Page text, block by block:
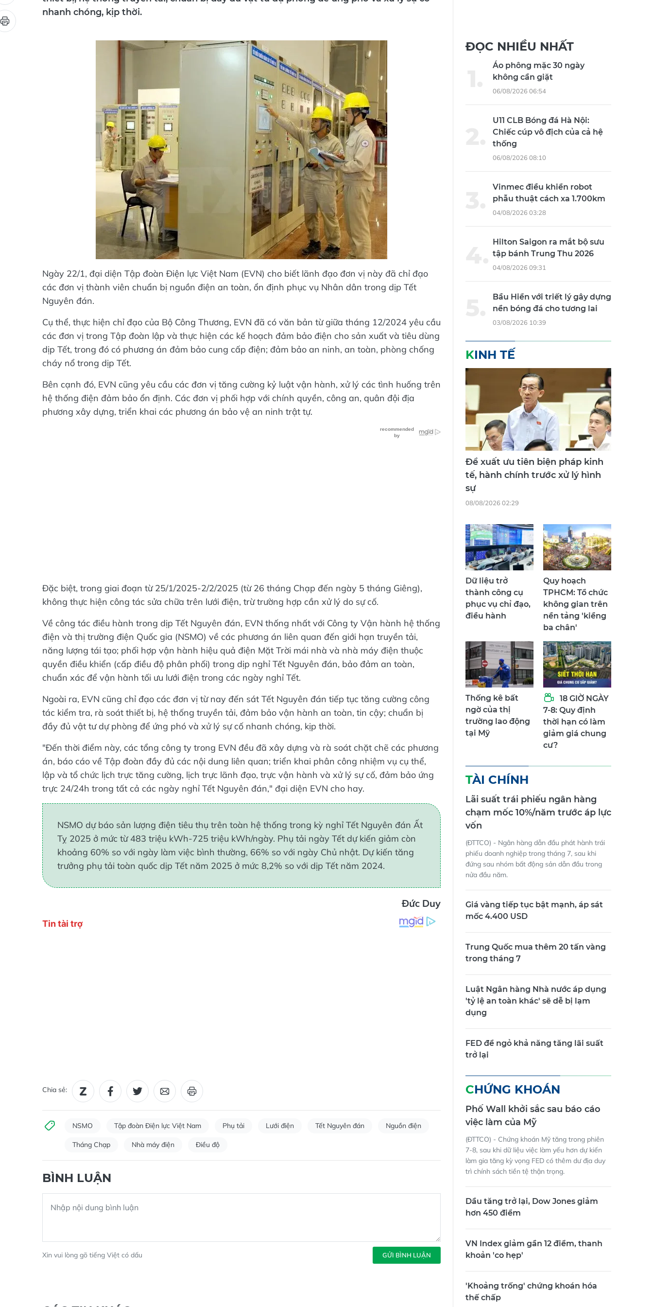
nhanh chóng, kịp thời.
Ngày 22/1, đại diện Tập đoàn Điện lực Việt Nam (EVN) cho biết lãnh đạo đơn vị này đã chỉ đạo
các đơn vị thành viên chuẩn bị nguồn điện an toàn, ổn định phục vụ Nhân dân trong dịp Tết
Nguyên đán.
Cụ thể, thực hiện chỉ đạo của Bộ Công Thương, EVN đã có văn bản từ giữa tháng 12/2024 yêu cầu
các đơn vị trong Tập đoàn lập và thực hiện các kế hoạch đảm bảo điện cho sản xuất và tiêu dùng
dịp Tết, trong đó có phương án đảm bảo cung cấp điện; đảm bảo an ninh, an toàn, phòng chống
cháy nổ trong dịp Tết.
Bên cạnh đó, EVN cũng yêu cầu các đơn vị tăng cường kỷ luật vận hành, xử lý các tình huống trên
hệ thống điện đảm bảo ổn định. Các đơn vị phối hợp với chính quyền, công an, quân đội địa
phương xây dựng, triển khai các phương án bảo vệ an ninh trật tự.
Đặc biệt, trong giai đoạn từ 25/1/2025-2/2/2025 (từ 26 tháng Chạp đến ngày 5 tháng Giêng),
không thực hiện công tác sửa chữa trên lưới điện, trừ trường hợp cần xử lý do sự cố.
Về công tác điều hành trong dịp Tết Nguyên đán, EVN thống nhất với Công ty Vận hành hệ thống
điện và thị trường điện Quốc gia (NSMO) về các phương án liên quan đến giới hạn truyền tải,
năng lượng tái tạo; phối hợp vận hành hiệu quả điện Mặt Trời mái nhà và nhà máy điện thuộc
quyền điều khiển (cấp điều độ phân phối) trong dịp nghỉ Tết Nguyên đán, bảo đảm an toàn,
chuẩn xác để vận hành tối ưu lưới điện trong các ngày nghỉ Tết.
Ngoài ra, EVN cũng chỉ đạo các đơn vị từ nay đến sát Tết Nguyên đán tiếp tục tăng cường công
tác kiểm tra, rà soát thiết bị, hệ thống truyền tải, đảm bảo vận hành an toàn, tin cậy; chuẩn bị
đầy đủ vật tư dự phòng để ứng phó và xử lý sự cố nhanh chóng, kịp thời.
"Đến thời điểm này, các tổng công ty trong EVN đều đã xây dựng và rà soát chặt chẽ các phương
án, báo cáo về Tập đoàn đầy đủ các nội dung liên quan; triển khai phân công nhiệm vụ cụ thể,
lập và tổ chức lịch trực tăng cường, lịch trực lãnh đạo, trực vận hành và xử lý sự cố, đảm bảo ứng
trực 24/24h trong tất cả các ngày nghỉ Tết Nguyên đán," đại diện EVN cho hay.
NSMO dự báo sản lượng điện tiêu thụ trên toàn hệ thống trong kỳ nghỉ Tết Nguyên đán Ất
Tỵ 2025 ở mức từ 483 triệu kWh-725 triệu kWh/ngày. Phụ tải ngày Tết dự kiến giảm còn
khoảng 60% so với ngày làm việc bình thường, 66% so với ngày Chủ nhật. Dự kiến tăng
trưởng phụ tải toàn quốc dịp Tết năm 2025 ở mức 8,2% so với dịp Tết năm 2024.
Đức Duy
Chia sẻ:
NSMO Tập đoàn Điện lực Việt Nam Phụ tải Lưới điện Tết Nguyên đán Nguồn điện
Tháng Chạp Nhà máy điện Điều độ
BÌNH LUẬN
Xin vui lòng gõ tiếng Việt có dấu GỬI BÌNH LUẬN
ĐỌC NHIỀU NHẤT
Áo phông mặc 30 ngày
không cần giặt
06/08/2026 06:54
U11 CLB Bóng đá Hà Nội:
Chiếc cúp vô địch của cả hệ
thống
06/08/2026 08:10
Vinmec điều khiển robot
phẫu thuật cách xa 1.700km
04/08/2026 03:28
Hilton Saigon ra mắt bộ sưu
tập bánh Trung Thu 2026
04/08/2026 09:31
Bầu Hiển với triết lý gây dựng
nền bóng đá cho tương lai
03/08/2026 10:39
KINH TẾ
Đề xuất ưu tiên biện pháp kinh
tế, hành chính trước xử lý hình
sự
08/08/2026 02:29
Dữ liệu trở
thành công cụ
phục vụ chỉ đạo,
điều hành
Quy hoạch
TPHCM: Tổ chức
không gian trên
nền tảng 'kiềng
ba chân'
Thống kê bất
ngờ của thị
trường lao động
tại Mỹ
18 GIỜ NGÀY
7-8: Quy định
thời hạn có làm
giảm giá chung
cư?
TÀI CHÍNH
Lãi suất trái phiếu ngân hàng
chạm mốc 10%/năm trước áp lực
vốn
(ĐTTCO) - Ngân hàng dẫn đầu phát hành trái
phiếu doanh nghiệp trong tháng 7, sau khi
đứng sau nhóm bất động sản dẫn đầu trong
nửa đầu năm.
Giá vàng tiếp tục bật mạnh, áp sát
mốc 4.400 USD
Trung Quốc mua thêm 20 tấn vàng
trong tháng 7
Luật Ngân hàng Nhà nước áp dụng
'tỷ lệ an toàn khác' sẽ dễ bị lạm
dụng
FED để ngỏ khả năng tăng lãi suất
trở lại
CHỨNG KHOÁN
Phố Wall khởi sắc sau báo cáo
việc làm của Mỹ
(ĐTTCO) - Chứng khoán Mỹ tăng trong phiên
7-8, sau khi dữ liệu việc làm yếu hơn dự kiến
làm gia tăng kỳ vọng FED có thêm dư địa duy
trì chính sách tiền tệ thận trọng.
Dầu tăng trở lại, Dow Jones giảm
hơn 450 điểm
VN Index giảm gần 12 điểm, thanh
khoản 'co hẹp'
'Khoảng trống' chứng khoán hóa
thế chấp